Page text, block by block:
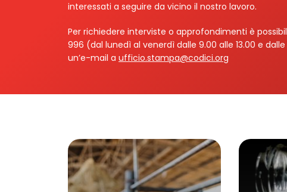
interessati a seguire da vicino il nostro lavoro.
Per richiedere interviste o approfondimenti è
996 (dal lunedì al venerdì dalle 9.00 alle 13.00 e
un’e-mail a ufficio.stampa@codici.org